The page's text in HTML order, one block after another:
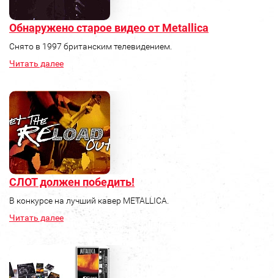
Обнаружено старое видео от Metallica
Снято в 1997 британским телевидением.
Читать далее
СЛОТ должен победить!
В конкурсе на лучший кавер METALLICA.
Читать далее